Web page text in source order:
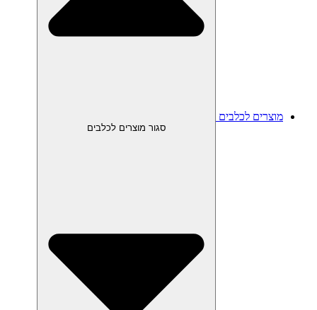
מוצרים לכלבים
סגור מוצרים לכלבים